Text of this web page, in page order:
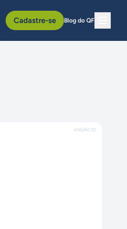
Cadastre-se Blog do QF
ANÚNCIO